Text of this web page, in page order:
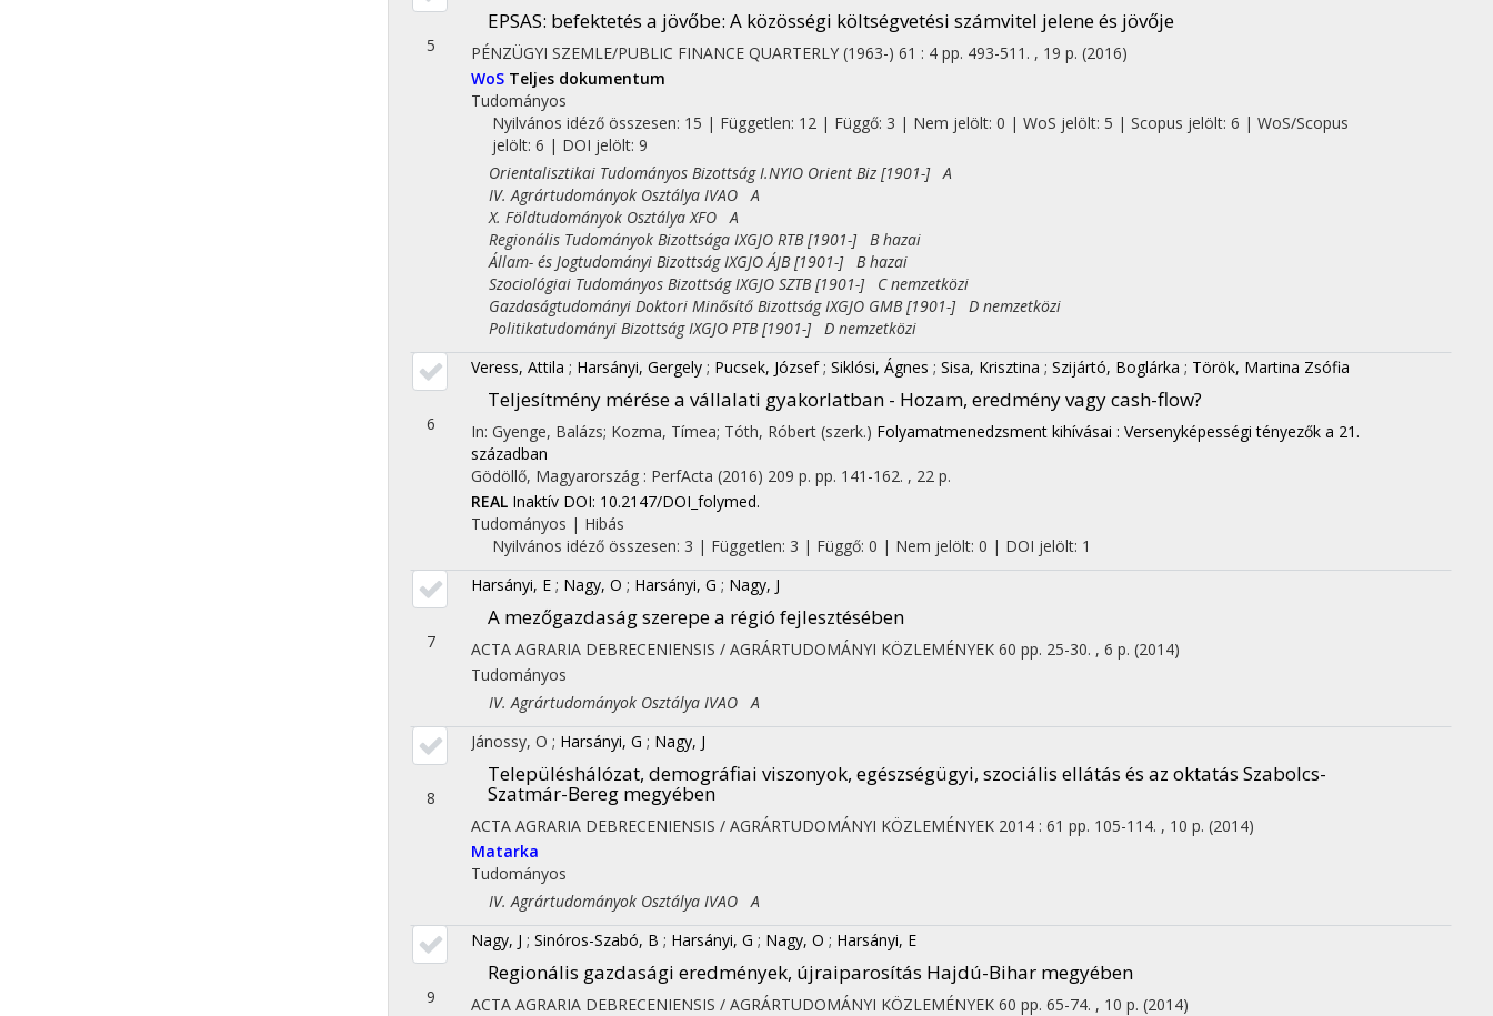
5
EPSAS: befektetés a jövőbe: A közösségi költségvetési számvitel jelene és jövője
PÉNZÜGYI SZEMLE/PUBLIC FINANCE QUARTERLY (1963-) 61 : 4 pp. 493-511. , 19 p. (2016)
WoS Teljes dokumentum
Tudományos
Nyilvános idéző összesen: 15 | Független: 12 | Függő: 3 | Nem jelölt: 0 | WoS jelölt: 5 | Scopus jelölt: 6 | WoS/Scopus
jelölt: 6 | DOI jelölt: 9
Orientalisztikai Tudományos Bizottság I.NYIO Orient Biz [1901-] A
IV. Agrártudományok Osztálya IVAO A
X. Földtudományok Osztálya XFO A
Regionális Tudományok Bizottsága IXGJO RTB [1901-] B hazai
Állam- és Jogtudományi Bizottság IXGJO ÁJB [1901-] B hazai
Szociológiai Tudományos Bizottság IXGJO SZTB [1901-] C nemzetközi
Gazdaságtudományi Doktori Minősítő Bizottság IXGJO GMB [1901-] D nemzetközi
Politikatudományi Bizottság IXGJO PTB [1901-] D nemzetközi
6
Veress, Attila ; Harsányi, Gergely ; Pucsek, József ; Siklósi, Ágnes ; Sisa, Krisztina ; Szijártó, Boglárka ; Török, Martina Zsófia
Teljesítmény mérése a vállalati gyakorlatban - Hozam, eredmény vagy cash-flow?
In: Gyenge, Balázs; Kozma, Tímea; Tóth, Róbert (szerk.) Folyamatmenedzsment kihívásai : Versenyképességi tényezők a 21.
században
Gödöllő, Magyarország : PerfActa (2016) 209 p. pp. 141-162. , 22 p.
REAL Inaktív DOI: 10.2147/DOI_folymed.
Tudományos | Hibás
Nyilvános idéző összesen: 3 | Független: 3 | Függő: 0 | Nem jelölt: 0 | DOI jelölt: 1
7
Harsányi, E ; Nagy, O ; Harsányi, G ; Nagy, J
A mezőgazdaság szerepe a régió fejlesztésében
ACTA AGRARIA DEBRECENIENSIS / AGRÁRTUDOMÁNYI KÖZLEMÉNYEK 60 pp. 25-30. , 6 p. (2014)
Tudományos
IV. Agrártudományok Osztálya IVAO A
8
Jánossy, O ; Harsányi, G ; Nagy, J
Településhálózat, demográfiai viszonyok, egészségügyi, szociális ellátás és az oktatás Szabolcs-
Szatmár-Bereg megyében
ACTA AGRARIA DEBRECENIENSIS / AGRÁRTUDOMÁNYI KÖZLEMÉNYEK 2014 : 61 pp. 105-114. , 10 p. (2014)
Matarka
Tudományos
IV. Agrártudományok Osztálya IVAO A
9
Nagy, J ; Sinóros-Szabó, B ; Harsányi, G ; Nagy, O ; Harsányi, E
Regionális gazdasági eredmények, újraiparosítás Hajdú-Bihar megyében
ACTA AGRARIA DEBRECENIENSIS / AGRÁRTUDOMÁNYI KÖZLEMÉNYEK 60 pp. 65-74. , 10 p. (2014)